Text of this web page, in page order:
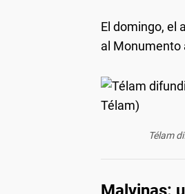
El domingo, el
al Monumento
Télam